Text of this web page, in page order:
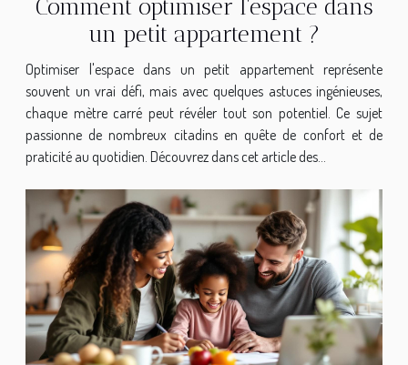
Comment optimiser l'espace dans
un petit appartement ?
Optimiser l'espace dans un petit appartement représente
souvent un vrai défi, mais avec quelques astuces ingénieuses,
chaque mètre carré peut révéler tout son potentiel. Ce sujet
passionne de nombreux citadins en quête de confort et de
praticité au quotidien. Découvrez dans cet article des...